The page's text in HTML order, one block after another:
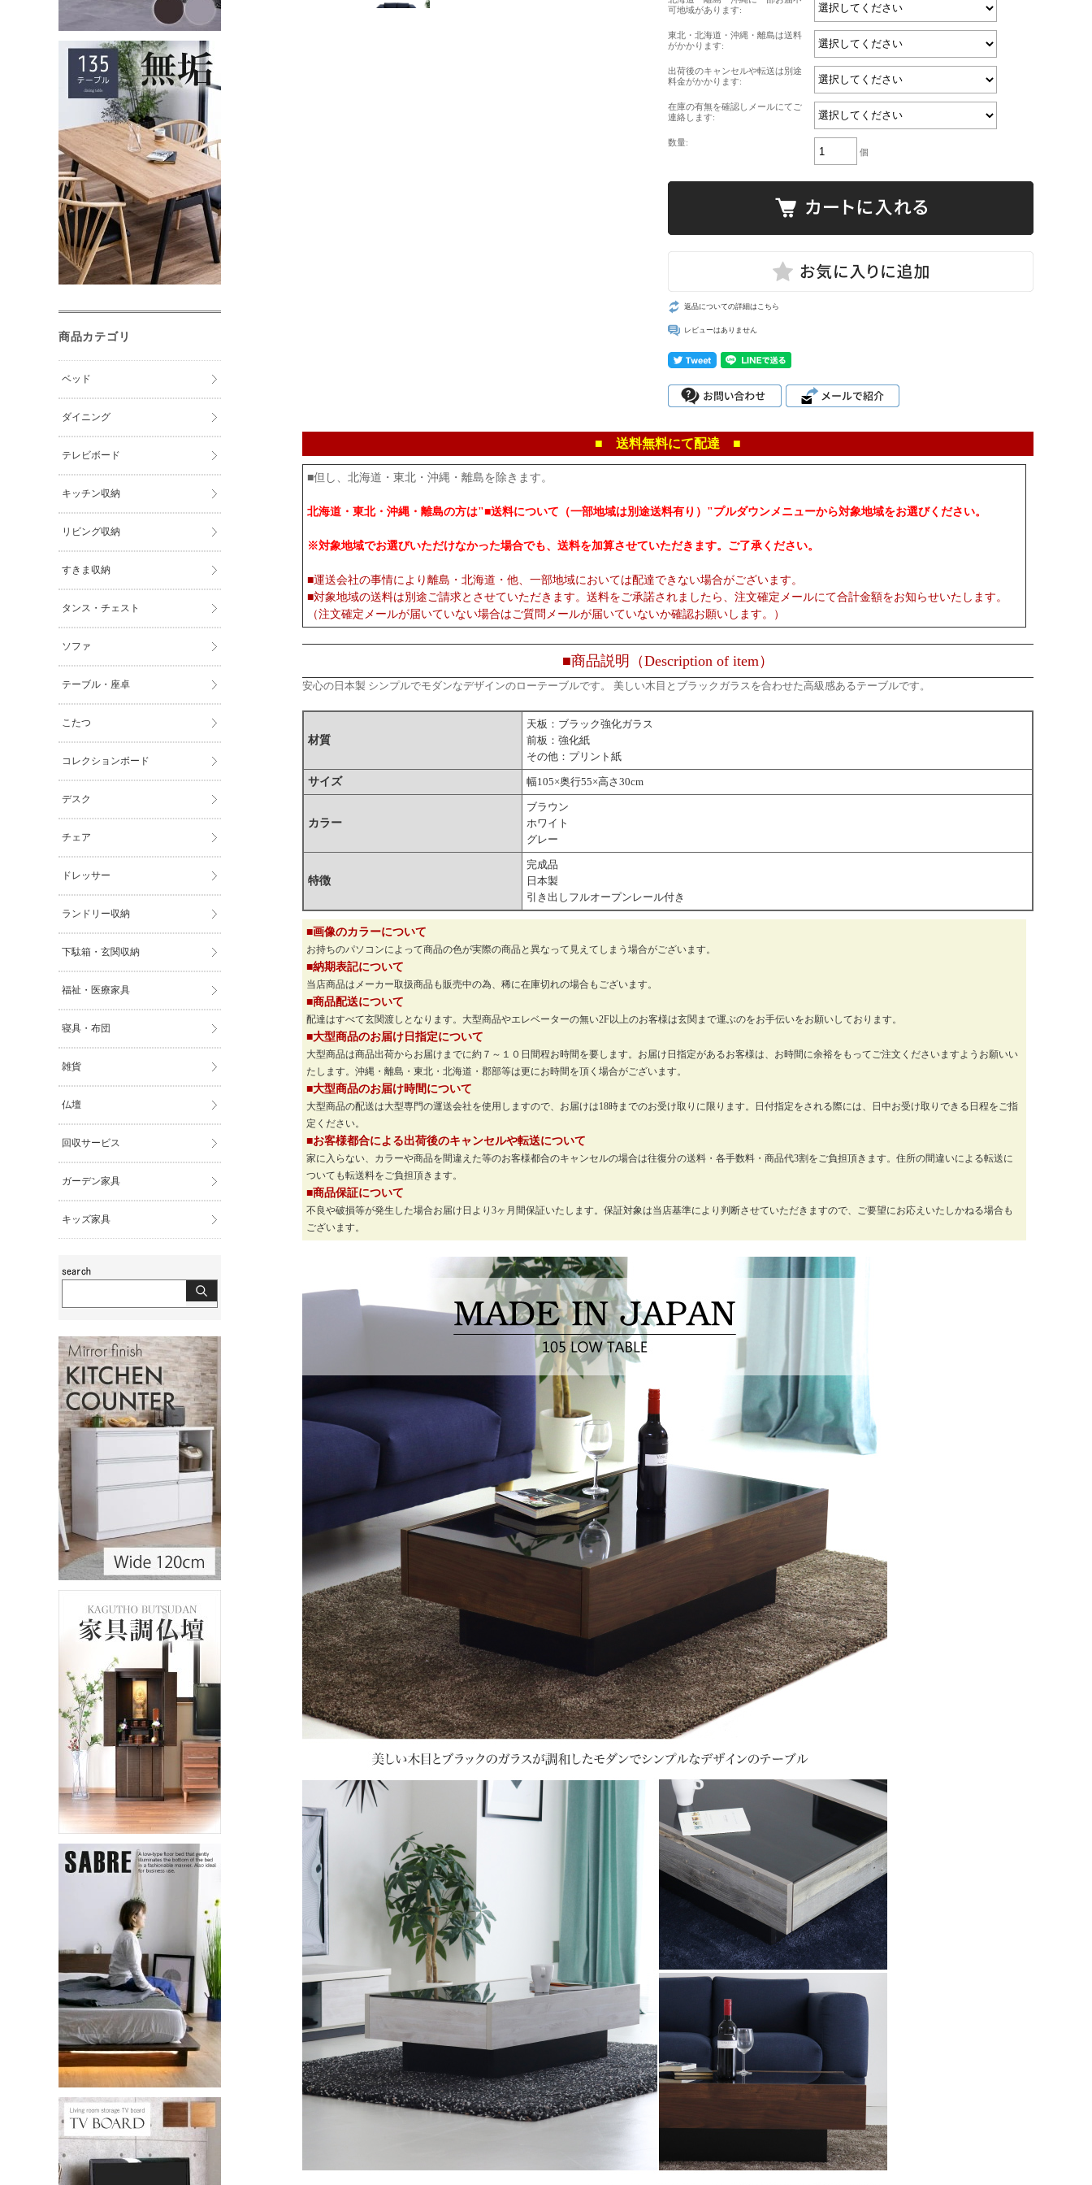
可地域があります:
東北・北海道・沖縄・離島は送料
がかかります:
出荷後のキャンセルや転送は別途
料金がかかります:
在庫の有無を確認しメールにてご
連絡します:
数量:
個
返品についての詳細はこちら
レビューはありません
■ 送料無料にて配達 ■
■但し、北海道・東北・沖縄・離島を除きます。
北海道・東北・沖縄・離島の方は"■送料について（一部地域は別途送料有り）"プルダウンメニューから対象地域をお選びください。
※対象地域でお選びいただけなかった場合でも、送料を加算させていただきます。ご了承ください。
■運送会社の事情により離島・北海道・他、一部地域においては配達できない場合がございます。
■対象地域の送料は別途ご請求とさせていただきます。送料をご承諾されましたら、注文確定メールにて合計金額をお知らせいたします。
（注文確定メールが届いていない場合はご質問メールが届いていないか確認お願いします。）
■商品説明（Description of item）
安心の日本製 シンプルでモダンなデザインのローテーブルです。 美しい木目とブラックガラスを合わせた高級感あるテーブルです。
材質
天板：ブラック強化ガラス
前板：強化紙
その他：プリント紙
サイズ 幅105×奥行55×高さ30cm
カラー
ブラウン
ホワイト
グレー
特徴
完成品
日本製
引き出しフルオープンレール付き
■画像のカラーについて
お持ちのパソコンによって商品の色が実際の商品と異なって見えてしまう場合がございます。
■納期表記について
当店商品はメーカー取扱商品も販売中の為、稀に在庫切れの場合もございます。
■商品配送について
配達はすべて玄関渡しとなります。大型商品やエレベーターの無い2F以上のお客様は玄関まで運ぶのをお手伝いをお願いしております。
■大型商品のお届け日指定について
大型商品は商品出荷からお届けまでに約７～１０日間程お時間を要します。お届け日指定があるお客様は、お時間に余裕をもってご注文くださいますようお願いい
たします。沖縄・離島・東北・北海道・郡部等は更にお時間を頂く場合がございます。
■大型商品のお届け時間について
大型商品の配送は大型専門の運送会社を使用しますので、お届けは18時までのお受け取りに限ります。日付指定をされる際には、日中お受け取りできる日程をご指
定ください。
■お客様都合による出荷後のキャンセルや転送について
家に入らない、カラーや商品を間違えた等のお客様都合のキャンセルの場合は往復分の送料・各手数料・商品代3割をご負担頂きます。住所の間違いによる転送に
ついても転送料をご負担頂きます。
■商品保証について
不良や破損等が発生した場合お届け日より3ヶ月間保証いたします。保証対象は当店基準により判断させていただきますので、ご要望にお応えいたしかねる場合も
ございます。
商品カテゴリ
ベッド
ダイニング
テレビボード
キッチン収納
リビング収納
すきま収納
タンス・チェスト
ソファ
テーブル・座卓
こたつ
コレクションボード
デスク
チェア
ドレッサー
ランドリー収納
下駄箱・玄関収納
福祉・医療家具
寝具・布団
雑貨
仏壇
回収サービス
ガーデン家具
キッズ家具